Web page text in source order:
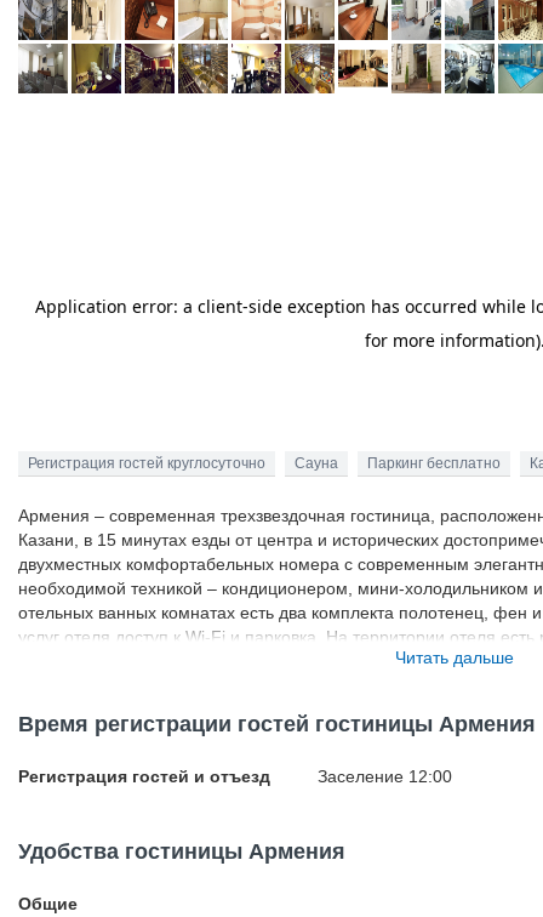
Регистрация гостей круглосуточно Сауна Паркинг бесплатно
Армения – современная трехзвездочная гостиница,
Казани, в 15 минутах езды от центра и исторических
двухместных комфортабельных номера с современным
необходимой техникой – кондиционером, мини-холодильником
отельных ванных комнатах есть два комплекта полотенец, фен
услуг отеля доступ к Wi-Fi и парковка. На территории отеля
залы, конференц-зал со всем необходимым оборудованием. За
Читать дальше
Время регистрации гостей гостиницы Армения
Регистрация гостей и отъезд Заселение 12:00
Удобства гостиницы Армения
Общие